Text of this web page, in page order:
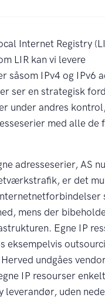
Internet Registry
LIR kan vi levere
såsom IPv4 og IPv6
ser en strategisk
under andres
med alle de
adresseserier, AS
er det
mens der
Egne IP
eksempelvis
undgåes
IP resourser
leverandør, uden